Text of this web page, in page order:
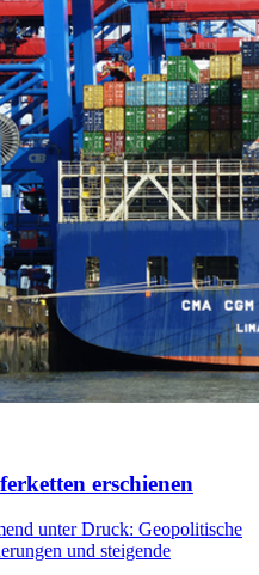
erschienen
unter Druck: Geopolitische
und steigende